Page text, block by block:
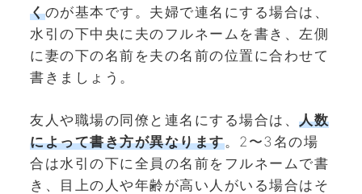
くのが基本です。夫婦で連名にする場合は、
水引の下中央に夫のフルネームを書き、左側
に妻の下の名前を夫の名前の位置に合わせて
書きましょう。
友人や職場の同僚と連名にする場合は、 人数
によって書き方が異なります。2〜3名の場
合は水引の下に全員の名前をフルネームで書
き、目上の人や年齢が高い人がいる場合はそ